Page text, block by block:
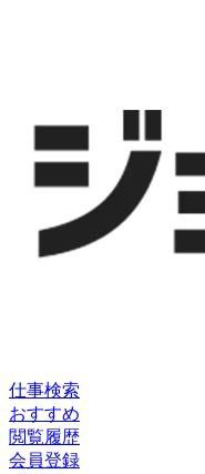
仕事検索
おすすめ
閲覧履歴
会員登録